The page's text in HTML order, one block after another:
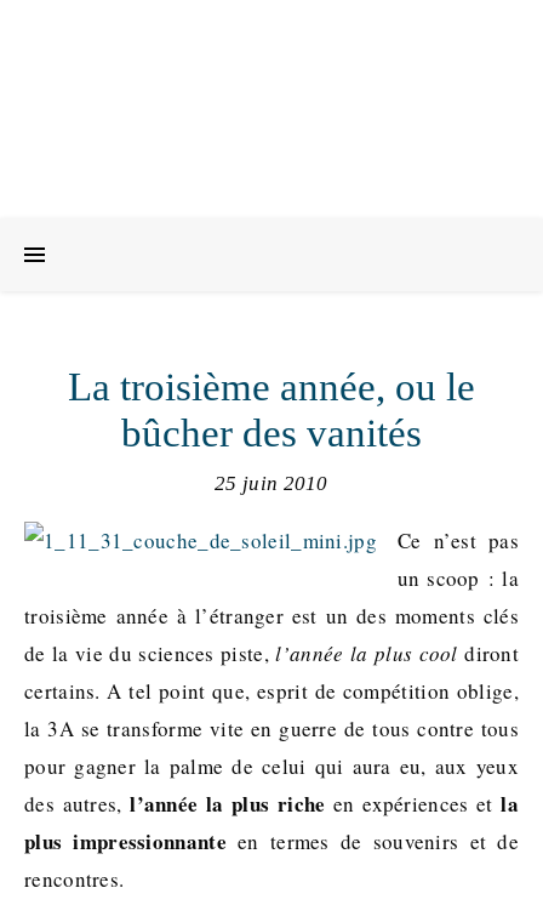
La troisième année, ou le
bûcher des vanités
25 juin 2010
Ce n’est pas
un scoop : la
troisième année à l’étranger est un des moments clés
de la vie du sciences piste,l’année la plus cool diront
certains. A tel point que, esprit de compétition oblige,
la 3A se transforme vite en guerre de tous contre tous
pour gagner la palme de celui qui aura eu, aux yeux
des autres,l’année la plus riche en expériences etla
plus impressionnante en termes de souvenirs et de
rencontres.